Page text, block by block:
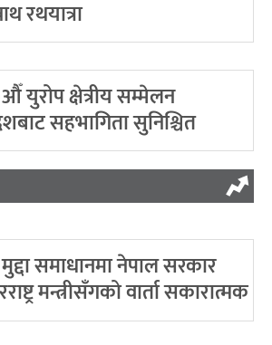
रथयात्रा
क्षेत्रीय सम्मेलन
सहभागिता सुनिश्चित
समाधानमा नेपाल सरकार
मन्त्रीसँगको वार्ता सकारात्मक